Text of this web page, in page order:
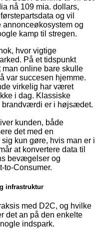
nå 109 mia. dollars,
og vil
og
kamp til stregen.
hvor vigtige
På et tidspunkt
man online bare skulle
var succesen hjemme.
virkelig har været
i dag. Klassiske
brandværdi er i højsædet.
kunden, både
det med en
kun gøre, hvis man er i
at konvertere data til
bevægelser og
to-Consumer.
infrastruktur
med D2C, og hvilke
det an på den enkelte
indspark.